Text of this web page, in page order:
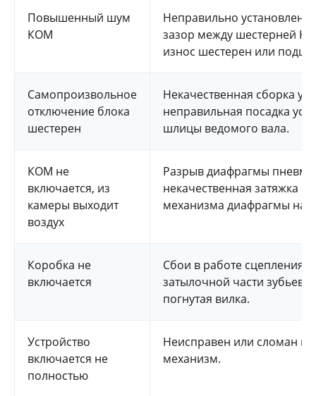
Повышенный шум
КОМ
Неправильно установлен
зазор между шестерней
износ шестерен или
Самопроизвольное
отключение блока
шестерен
Некачественная сборка
неправильная посадка
шлицы ведомого вала.
КОМ не
включается, из
камеры выходит
воздух
Разрыв диафрагмы
некачественная затяжка
механизма диафрагмы на
Коробка не
включается
Сбои в работе сцепления,
затылочной части зубьев
погнутая вилка.
Устройство
включается не
полностью
Неисправен или сломан
механизм.